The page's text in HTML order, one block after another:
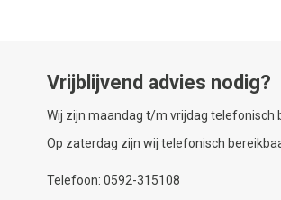
Vrijblijvend advies nodig?
Wij zijn maandag t/m vrijdag telefonisch
Op zaterdag zijn wij telefonisch
Telefoon: 0592-315108